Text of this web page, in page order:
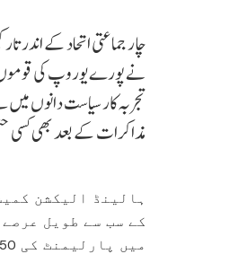
چار جماعتی اتحاد کے اندر
نے پورے یوروپ کی
تجربہ کار سیاست دانوں
مذاکرات کے بعد بھی کسی
ہالینڈ الیکشن
کے سب سے طویل